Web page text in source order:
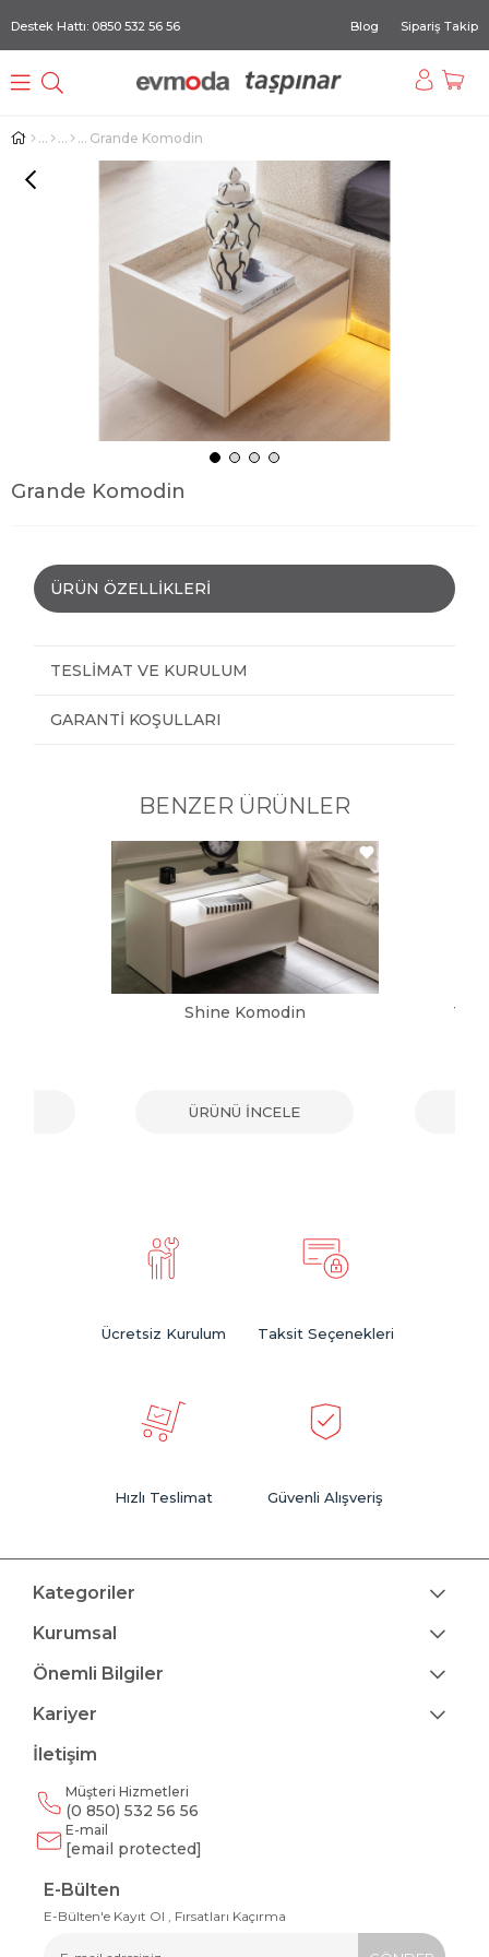
Destek Hattı: 0850 532 56 56 Blog Sipariş Takip
Grande Komodin
Grande Komodin
ÜRÜN ÖZELLIKLERI
TESLIMAT VE KURULUM
GARANTI KOŞULLARI
BENZER ÜRÜNLER
Shine Komodin
ÜRÜNÜ İNCELE
Ücretsiz Kurulum Taksit Seçenekleri
Hızlı Teslimat Güvenli Alışveriş
Kategoriler
Kurumsal
Önemli Bilgiler
Kariyer
İletişim
Müşteri Hizmetleri
(0 850) 532 56 56
E-mail
[email protected]
E-Bülten
E-Bülten'e Kayıt Ol , Fırsatları Kaçırma